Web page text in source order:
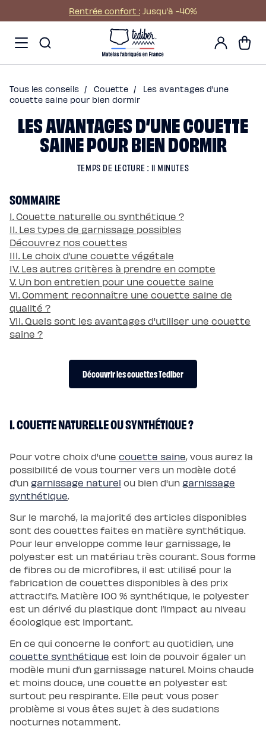
contenu
Rentrée confort : Jusqu’à -40%
menu
Pack
Matelas
Matelas
Matelas
Matelas
Hybride
Infinite
Signature
Matelas
Offres
Pack
Pack
Lit
Confort
Pack
Lit
4
Étoiles
Pack
Lit
5
Étoiles
Pack
Lit
Coffre
5
Étoiles
boxspring
Sommier
Sommier
électrique
Lits
et
têtes
de
Lit
tapissier
Lit
scandi
Lit
coffre
Lit
en
bois
Lit
électrique
Lit
boxspring
Couettes
oreillers
Couettes
et
oreillers
Oreiller
incroyable
Oreiller
universel
Traversin
Couette
tempérée
Mon
comptePanier
Tous les conseils / Couette /
Les avantages d’une
couette saine pour bien dormir
LES AVANTAGES D’UNE COUETTE
SAINE POUR BIEN DORMIR
TEMPS DE LECTURE : 11 MINUTES
SOMMAIRE
I. Couette naturelle ou synthétique ?
II. Les types de garnissage possibles
Découvrez nos couettes
III. Le choix d’une couette végétale
IV. Les autres critères à prendre en compte
V. Un bon entretien pour une couette saine
VI. Comment reconnaître une couette saine de
qualité ?
VII. Quels sont les avantages d'utiliser une couette
saine ?
Découvrir les couettes Tediber
I. COUETTE NATURELLE OU SYNTHÉTIQUE ?
Pour votre choix d'une couette saine, vous aurez la
possibilité de vous tourner vers un modèle doté
d’un garnissage naturel ou bien d'un garnissage
synthétique
Sur le marché, la majorité des articles disponibles
sont des couettes faites en matière synthétique.
Pour leur enveloppe comme leur garnissage, le
polyester est un matériau très courant. Sous forme
de fibres ou de microfibres, il est utilisé pour la
fabrication de couettes disponibles à des prix
attractifs. Matière 100 % synthétique, le polyester
est un dérivé du plastique dont l’impact au niveau
écologique est important.
En ce qui concerne le confort au quotidien, une
couette synthétique est loin de pouvoir égaler un
modèle muni d’un garnissage naturel. Moins chaude
et moins douce, une couette en polyester est
surtout peu respirante. Elle peut vous poser
problème si vous êtes sujet à des sudations
nocturnes notamment.